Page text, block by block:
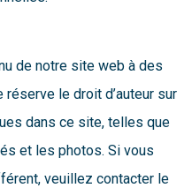
de notre site web à des
le droit d’auteur sur
dans ce site, telles que
et les photos. Si vous
veuillez contacter le